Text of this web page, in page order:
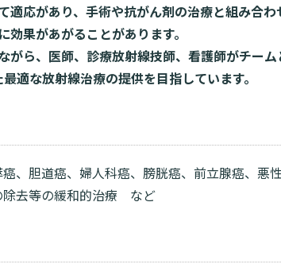
応があり、手術や抗がん剤の治療と組み合わ
効果があがることがあります。
がら、医師、診療放射線技師、看護師がチーム
適な放射線治療の提供を目指しています。
、胆道癌、婦人科癌、膀胱癌、前立腺癌、悪
除去等の緩和的治療 など